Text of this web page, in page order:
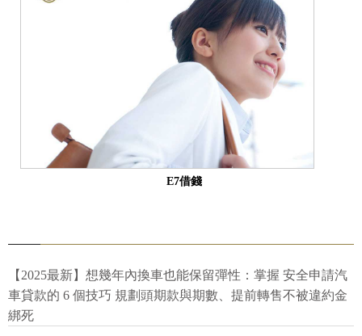
E7借錢
【2025最新】想幾年內換車也能保留彈性：掌握 安全申請汽
車貸款的 6 個技巧 規劃頭期款與期數、提前轉售不被違約金
綁死